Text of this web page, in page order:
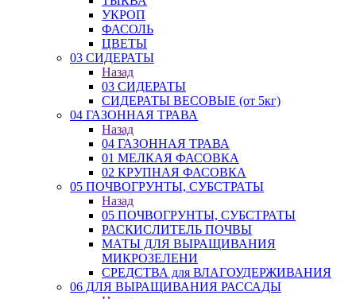
УКРОП
ФАСОЛЬ
ЦВЕТЫ
03 СИДЕРАТЫ
Назад
03 СИДЕРАТЫ
СИДЕРАТЫ ВЕСОВЫЕ (от 5кг)
04 ГАЗОННАЯ ТРАВА
Назад
04 ГАЗОННАЯ ТРАВА
01 МЕЛКАЯ ФАСОВКА
02 КРУПНАЯ ФАСОВКА
05 ПОЧВОГРУНТЫ, СУБСТРАТЫ
Назад
05 ПОЧВОГРУНТЫ, СУБСТРАТЫ
РАСКИСЛИТЕЛЬ ПОЧВЫ
МАТЫ ДЛЯ ВЫРАЩИВАНИЯ
МИКРОЗЕЛЕНИ
СРЕДСТВА для ВЛАГОУДЕРЖИВАНИЯ
06 ДЛЯ ВЫРАЩИВАНИЯ РАССАДЫ